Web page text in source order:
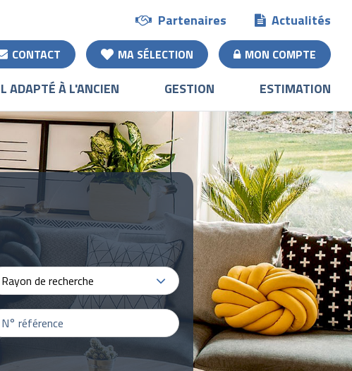
Partenaires Actualités
CONTACT MA SÉLECTION MON COMPTE
ADAPTÉ À L'ANCIEN GESTION ESTIMATION
Rayon de recherche